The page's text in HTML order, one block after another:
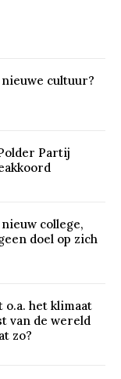
cultuur?
Partij
college,
doel op zich
o.a. het klimaat
van de wereld
zo?